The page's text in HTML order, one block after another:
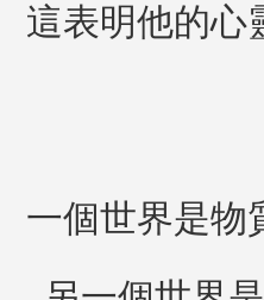
這表明他的心
一個世界是物